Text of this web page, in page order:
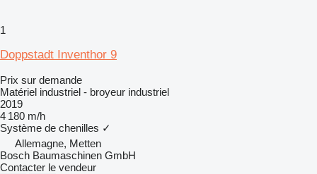
1
Doppstadt Inventhor 9
Prix sur demande
Matériel industriel - broyeur industriel
2019
4 180 m/h
Système de chenilles ✓
Allemagne, Metten
Bosch Baumaschinen GmbH
Contacter le vendeur